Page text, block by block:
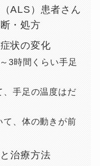
ALS）患者さん
・処方
状の変化
3時間くらい手足
、手足の温度はだ
て、体の動きが前
治療方法